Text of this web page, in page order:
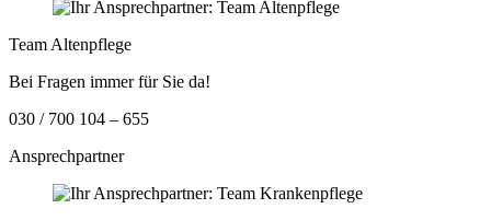
Team Altenpflege
Bei Fragen immer für Sie da!
030 / 700 104 – 655
Ansprechpartner